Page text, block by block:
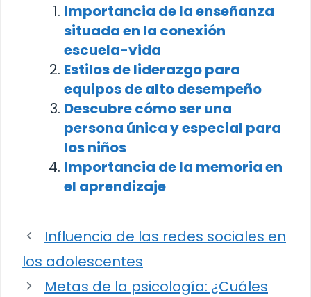
Importancia de la enseñanza
situada en la conexión
escuela-vida
Estilos de liderazgo para
equipos de alto desempeño
Descubre cómo ser una
persona única y especial para
los niños
Importancia de la memoria en
el aprendizaje
Influencia de las redes sociales en
los adolescentes
Metas de la psicología: ¿Cuáles